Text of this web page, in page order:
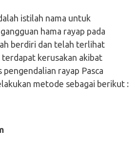
istilah nama untuk
hama rayap pada
berdiri dan telah terlihat
kerusakan akibat
rayap Pasca
metode sebagai berikut :